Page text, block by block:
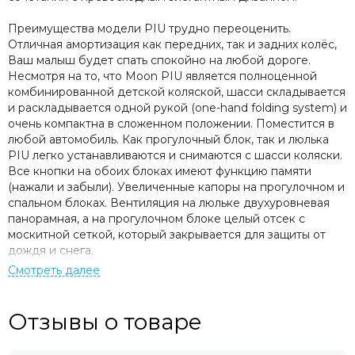
Преимущества модели PIU трудно переоценить.
Отличная амортизация как передних, так и задних колёс,
Ваш малыш будет спать спокойно на любой дороге.
Несмотря на то, что Moon PIU является полноценной
комбинированной детской коляской, шасси складывается
и раскладывается одной рукой (one-hand folding system) и
очень компактна в сложенном положении. Поместится в
любой автомобиль. Как прогулочный блок, так и люлька
PIU легко устанавливаются и снимаются с шасси коляски.
Все кнопки на обоих блоках имеют функцию памяти
(нажали и забыли). Увеличенные капоры на прогулочном и
спальном блоках. Вентиляция на люльке двухуровневая
панорамная, а на прогулочном блоке целый отсек с
москитной сеткой, который закрывается для защиты от
дождя и снега.
Люлька коляски PIU оснащена перфорированным дном,
что в комплекте с дорогим австрийским матрасом бренда
Отзывы о товаре